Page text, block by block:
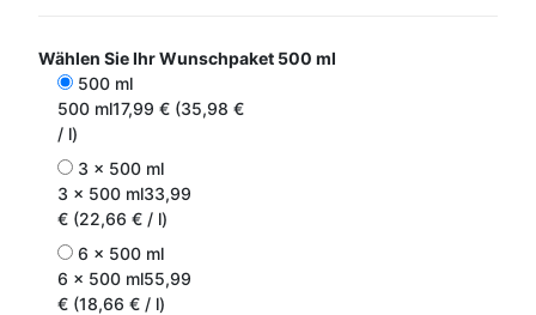
Wählen Sie Ihr Wunschpaket 500 ml
500 ml
500 ml17,99 € (35,98 €
/ l)
3 x 500 ml
3 x 500 ml33,99
€ (22,66 € / l)
6 x 500 ml
6 x 500 ml55,99
€ (18,66 € / l)